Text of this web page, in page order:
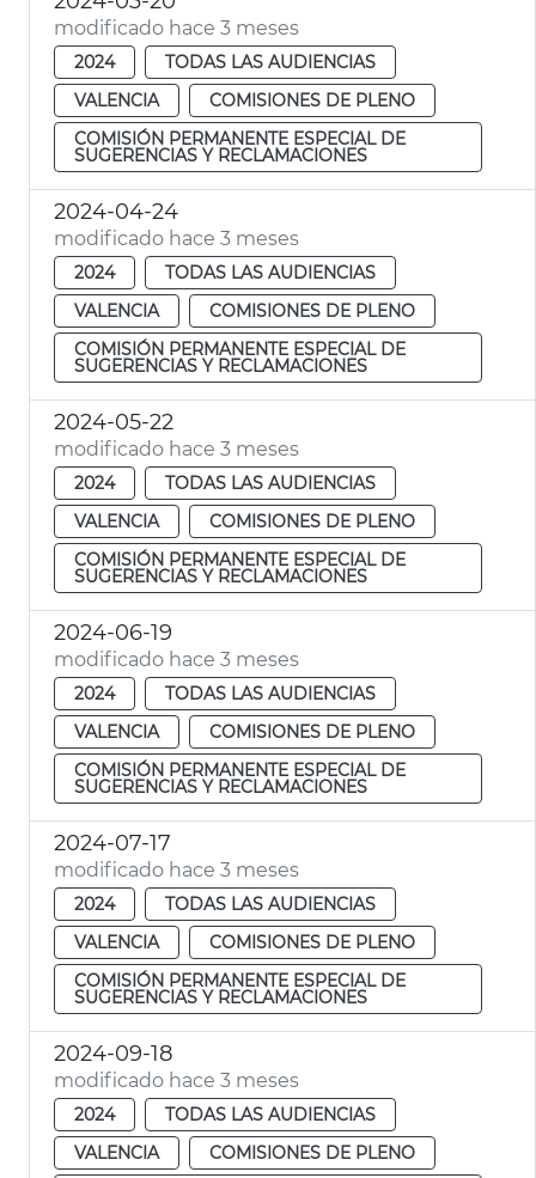
modificado hace 3 meses
2024
TODAS LAS AUDIENCIAS
VALENCIA
COMISIONES DE PLENO
COMISIÓN PERMANENTE ESPECIAL DE
SUGERENCIAS Y RECLAMACIONES
2024-04-24
modificado hace 3 meses
2024
TODAS LAS AUDIENCIAS
VALENCIA
COMISIONES DE PLENO
COMISIÓN PERMANENTE ESPECIAL DE
SUGERENCIAS Y RECLAMACIONES
2024-05-22
modificado hace 3 meses
2024
TODAS LAS AUDIENCIAS
VALENCIA
COMISIONES DE PLENO
COMISIÓN PERMANENTE ESPECIAL DE
SUGERENCIAS Y RECLAMACIONES
2024-06-19
modificado hace 3 meses
2024
TODAS LAS AUDIENCIAS
VALENCIA
COMISIONES DE PLENO
COMISIÓN PERMANENTE ESPECIAL DE
SUGERENCIAS Y RECLAMACIONES
2024-07-17
modificado hace 3 meses
2024
TODAS LAS AUDIENCIAS
VALENCIA
COMISIONES DE PLENO
COMISIÓN PERMANENTE ESPECIAL DE
SUGERENCIAS Y RECLAMACIONES
2024-09-18
modificado hace 3 meses
2024
TODAS LAS AUDIENCIAS
VALENCIA
COMISIONES DE PLENO